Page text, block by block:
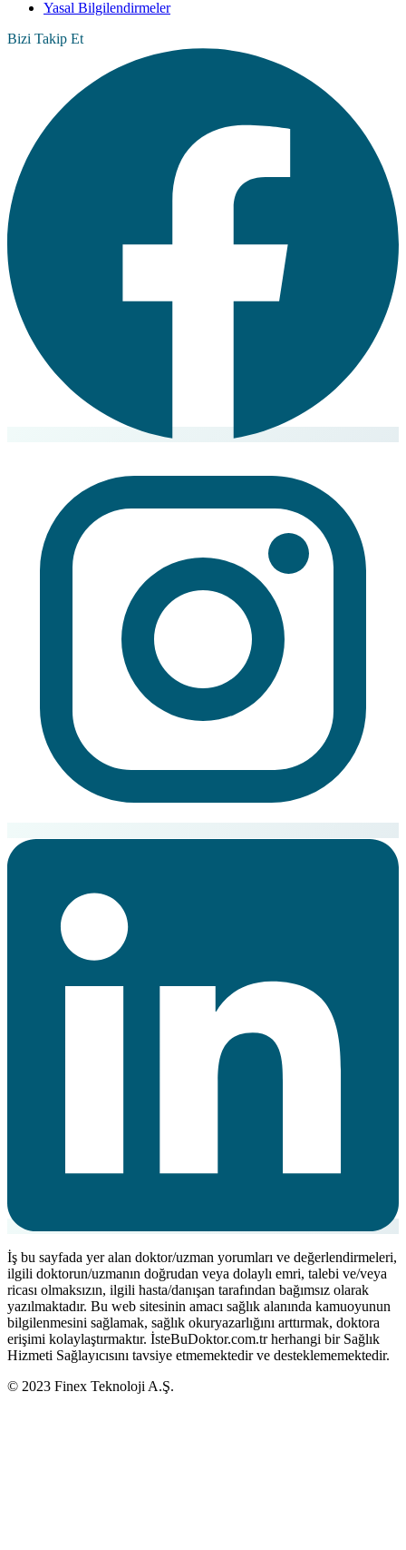
Yasal Bilgilendirmeler
Bizi Takip Et
İş bu sayfada yer alan doktor/uzman yorumları ve değerlendirmeleri,
ilgili doktorun/uzmanın doğrudan veya dolaylı emri, talebi ve/veya
ricası olmaksızın, ilgili hasta/danışan tarafından bağımsız olarak
yazılmaktadır. Bu web sitesinin amacı sağlık alanında kamuoyunun
bilgilenmesini sağlamak, sağlık okuryazarlığını arttırmak, doktora
erişimi kolaylaştırmaktır. İsteBuDoktor.com.tr herhangi bir Sağlık
Hizmeti Sağlayıcısını tavsiye etmemektedir ve desteklememektedir.
© 2023 Finex Teknoloji A.Ş.